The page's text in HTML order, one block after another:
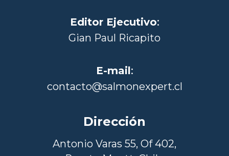
Editor Ejecutivo:
Gian Paul Ricapito
E-mail:
contacto@salmonexpert.cl
Dirección
Antonio Varas 55, Of 402,